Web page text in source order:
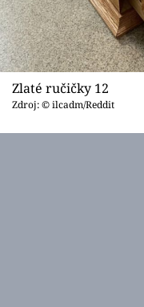
Zlaté ručičky 12
Zdroj: © ilcadm/Reddit